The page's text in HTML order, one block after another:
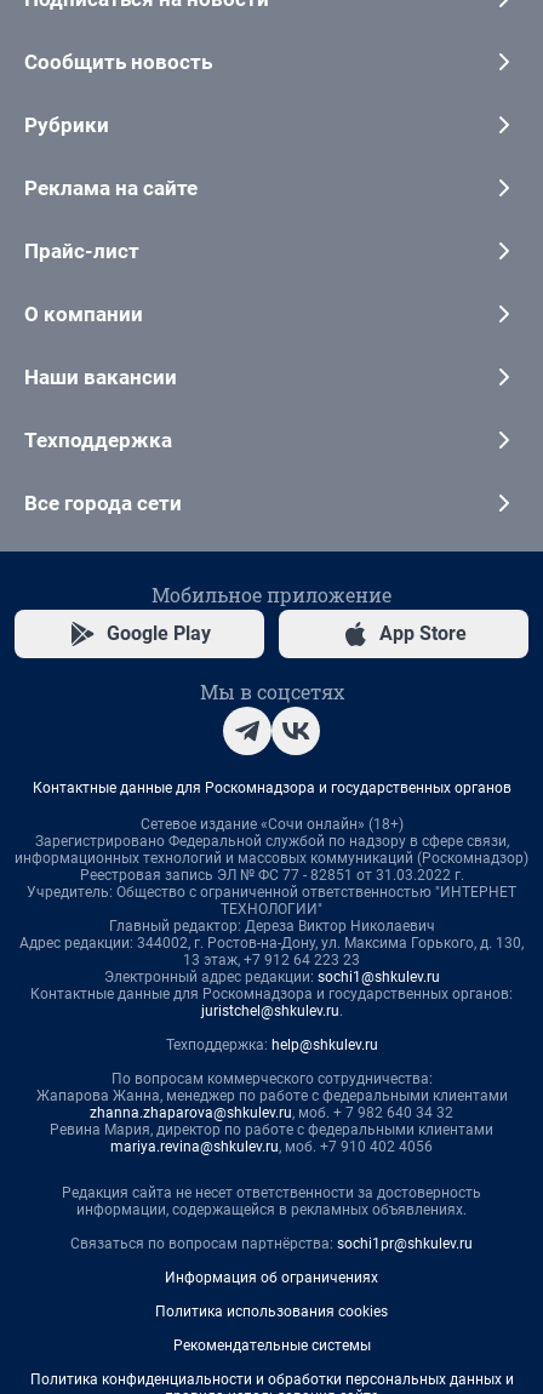
Сообщить новость
Рубрики
Реклама на сайте
Прайс-лист
О компании
Наши вакансии
Техподдержка
Все города сети
Мобильное приложение
Google Play App Store
Мы в соцсетях
Контактные данные для Роскомнадзора и государственных органов
Сетевое издание «Сочи онлайн» (18+)
Зарегистрировано Федеральной службой по надзору в сфере связи,
информационных технологий и массовых коммуникаций (Роскомнадзор)
Реестровая запись ЭЛ № ФС 77 - 82851 от 31.03.2022 г.
Учредитель: Общество с ограниченной ответственностью "ИНТЕРНЕТ
ТЕХНОЛОГИИ"
Главный редактор: Дереза Виктор Николаевич
Адрес редакции: 344002, г. Ростов-на-Дону, ул. Максима Горького, д. 130,
13 этаж, +7 912 64 223 23
Электронный адрес редакции: sochi1@shkulev.ru
Контактные данные для Роскомнадзора и государственных органов:
juristchel@shkulev.ru.
Техподдержка: help@shkulev.ru
По вопросам коммерческого сотрудничества:
Жапарова Жанна, менеджер по работе с федеральными клиентами
zhanna.zhaparova@shkulev.ru, моб. + 7 982 640 34 32
Ревина Мария, директор по работе с федеральными клиентами
mariya.revina@shkulev.ru, моб. +7 910 402 4056
Редакция сайта не несет ответственности за достоверность
информации, содержащейся в рекламных объявлениях.
Связаться по вопросам партнёрства: sochi1pr@shkulev.ru
Информация об ограничениях
Политика использования cookies
Рекомендательные системы
Политика конфиденциальности и обработки персональных данных и